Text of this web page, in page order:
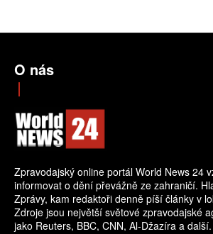
O nás
Zpravodajský online portál World News 24
informovat o dění převážně ze zahraničí.
Zprávy, kam redaktoři denně píší články v
Zdroje jsou největší světové zpravodajské
jako Reuters, BBC, CNN, Al-Džazíra a další.